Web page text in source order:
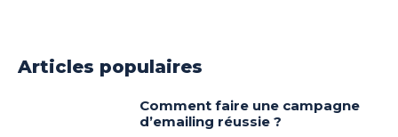
Articles populaires
Comment faire une campagne
d’emailing réussie ?